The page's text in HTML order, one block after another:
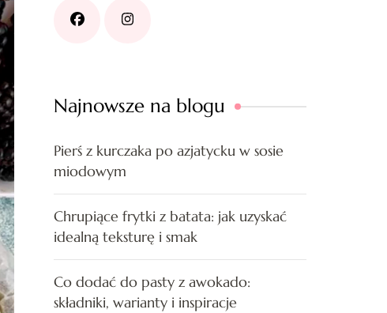
Najnowsze na blogu
Pierś z kurczaka po azjatycku w sosie
miodowym
Chrupiące frytki z batata: jak uzyskać
idealną teksturę i smak
Co dodać do pasty z awokado:
składniki, warianty i inspiracje